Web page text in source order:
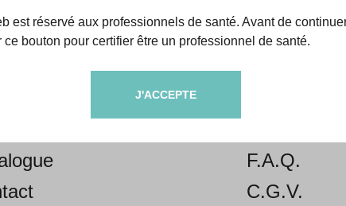
est réservé aux professionnels de santé. Avant de
ce bouton pour certifier être un professionnel de santé.
J'ACCEPTE
F.A.Q.
C.G.V.